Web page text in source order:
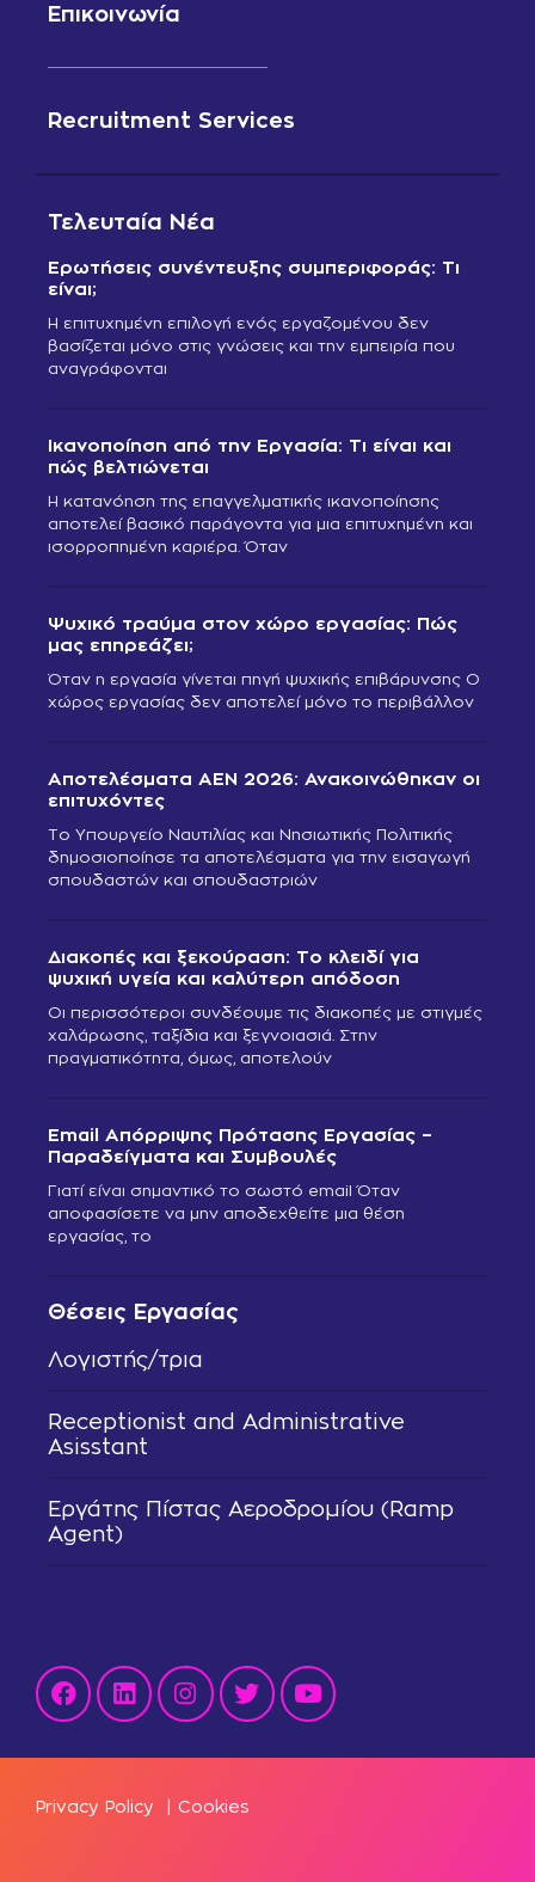
Επικοινωνία
Recruitment Services
Θέσεις Εργασίας
Λογιστής/τρια
Receptionist and Administrative
Asisstant
Εργάτης Πίστας Αεροδρομίου (Ramp
Agent)
Τελευταία Νέα
Ερωτήσεις συνέντευξης συμπεριφοράς: Τι
είναι;
Η επιτυχημένη επιλογή ενός εργαζομένου δεν
βασίζεται μόνο στις γνώσεις και την εμπειρία που
αναγράφονται
Ικανοποίηση από την Εργασία: Τι είναι και
πώς βελτιώνεται
Η κατανόηση της επαγγελματικής ικανοποίησης
αποτελεί βασικό παράγοντα για μια επιτυχημένη και
ισορροπημένη καριέρα. Όταν
Ψυχικό τραύμα στον χώρο εργασίας: Πώς
μας επηρεάζει;
Όταν η εργασία γίνεται πηγή ψυχικής επιβάρυνσης Ο
χώρος εργασίας δεν αποτελεί μόνο το περιβάλλον
Αποτελέσματα ΑΕΝ 2026: Ανακοινώθηκαν οι
επιτυχόντες
Το Υπουργείο Ναυτιλίας και Νησιωτικής Πολιτικής
δημοσιοποίησε τα αποτελέσματα για την εισαγωγή
σπουδαστών και σπουδαστριών
Διακοπές και ξεκούραση: Το κλειδί για
ψυχική υγεία και καλύτερη απόδοση
Οι περισσότεροι συνδέουμε τις διακοπές με στιγμές
χαλάρωσης, ταξίδια και ξεγνοιασιά. Στην
πραγματικότητα, όμως, αποτελούν
Email Απόρριψης Πρότασης Εργασίας –
Παραδείγματα και Συμβουλές
Γιατί είναι σημαντικό το σωστό email Όταν
αποφασίσετε να μην αποδεχθείτε μια θέση
εργασίας, το
Privacy Policy | Cookies